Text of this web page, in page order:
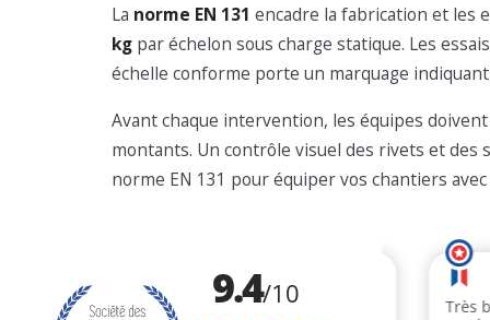
La norme EN 131 encadre la fabrication et les
kg par échelon sous charge statique. Les
échelle conforme porte un marquage
Avant chaque intervention, les équipes
montants. Un contrôle visuel des rivets et des
norme EN 131 pour équiper vos chantiers